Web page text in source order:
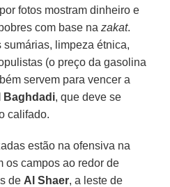
fotos mostram dinheiro e
com base nazakat.
sumárias, limpeza étnica,
(o preço da gasolina
servem para vencer a
Baghdadi, que deve se
califado.
estão na ofensiva na
os campos ao redor de
de Al Shaer, a leste de